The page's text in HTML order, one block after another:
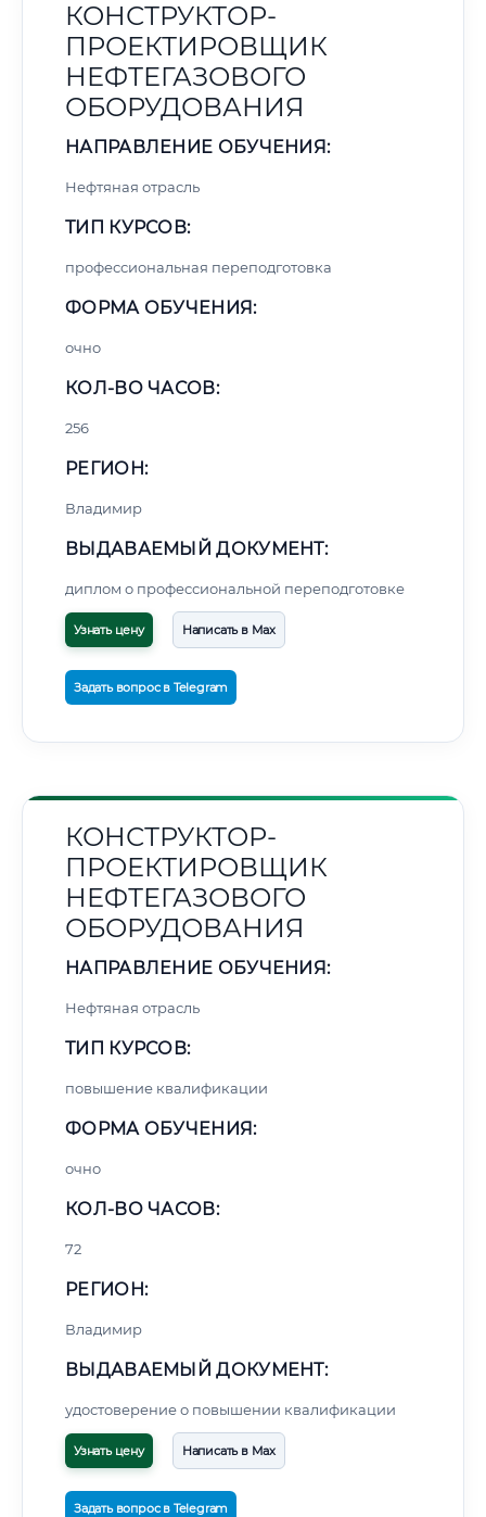
КОНСТРУКТОР-
ПРОЕКТИРОВЩИК
НЕФТЕГАЗОВОГО
ОБОРУДОВАНИЯ
НАПРАВЛЕНИЕ ОБУЧЕНИЯ:
Нефтяная отрасль
ТИП КУРСОВ:
профессиональная переподготовка
ФОРМА ОБУЧЕНИЯ:
очно
КОЛ-ВО ЧАСОВ:
256
РЕГИОН:
Владимир
ВЫДАВАЕМЫЙ ДОКУМЕНТ:
диплом о профессиональной переподготовке
Узнать цену Написать в Max
Задать вопрос в Telegram
КОНСТРУКТОР-
ПРОЕКТИРОВЩИК
НЕФТЕГАЗОВОГО
ОБОРУДОВАНИЯ
НАПРАВЛЕНИЕ ОБУЧЕНИЯ:
Нефтяная отрасль
ТИП КУРСОВ:
повышение квалификации
ФОРМА ОБУЧЕНИЯ:
очно
КОЛ-ВО ЧАСОВ:
72
РЕГИОН:
Владимир
ВЫДАВАЕМЫЙ ДОКУМЕНТ:
удостоверение о повышении квалификации
Узнать цену Написать в Max
Задать вопрос в Telegram